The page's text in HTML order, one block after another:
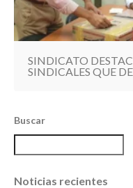
SINDICATO
SINDICALES QUE
Buscar
Noticias recientes